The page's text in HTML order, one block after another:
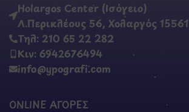
Holargos Center (Ισόγειο)
Λ.Περικλέους 56, Χολαργός 15561
Τηλ: 210 65 22 282
Κιν: 6942676494
info@ypografi.com
ONLINE ΑΓΟΡΕΣ